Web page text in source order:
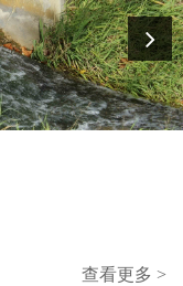
查看更多 >